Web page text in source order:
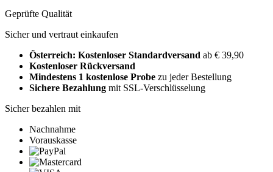
Geprüfte Qualität
Sicher und vertraut einkaufen
Österreich: Kostenloser Standardversand ab € 39,90
Kostenloser Rückversand
Mindestens 1 kostenlose Probe zu jeder Bestellung
Sichere Bezahlung mit SSL-Verschlüsselung
Sicher bezahlen mit
Nachnahme
Vorauskasse